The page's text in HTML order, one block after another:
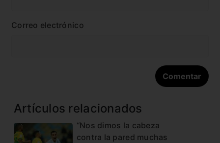
Correo electrónico
Artículos relacionados
“Nos dimos la cabeza
contra la pared muchas